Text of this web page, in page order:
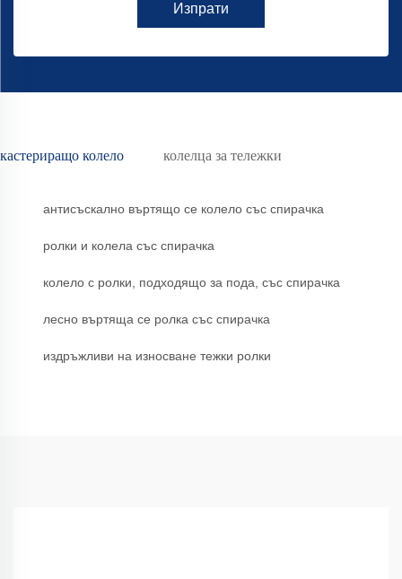
Изпрати
кастериращо колело колелца за тележки
антисъскално въртящо се колело със спирачка
ролки и колела със спирачка
колело с ролки, подходящо за пода, със спирачка
лесно въртяща се ролка със спирачка
издръжливи на износване тежки ролки